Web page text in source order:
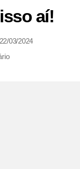
aí!
22/03/2024
em